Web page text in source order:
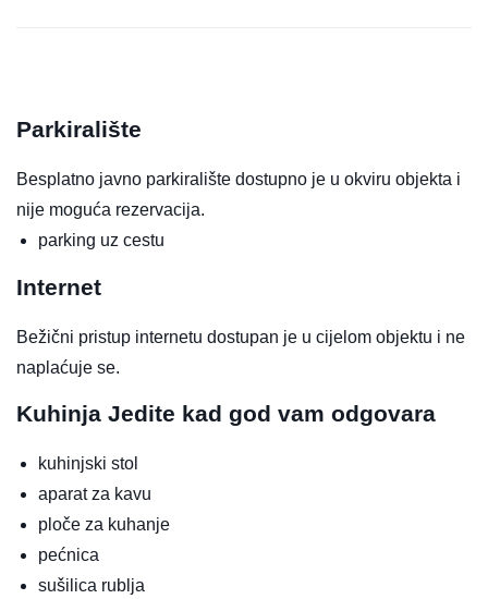
Parkiralište
Besplatno javno parkiralište dostupno je u okviru objekta i
nije moguća rezervacija.
parking uz cestu
Internet
Bežični pristup internetu dostupan je u cijelom objektu i ne
naplaćuje se.
Kuhinja Jedite kad god vam odgovara
kuhinjski stol
aparat za kavu
ploče za kuhanje
pećnica
sušilica rublja